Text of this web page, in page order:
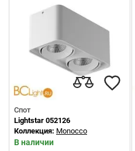
Спот
Lightstar 052126
Коллекция: Monocco
В наличии